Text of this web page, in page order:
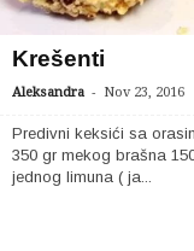
Krešenti
Aleksandra - Nov 23, 2016
Predivni keksići sa
350 gr mekog brašna
jednog limuna ( ja...